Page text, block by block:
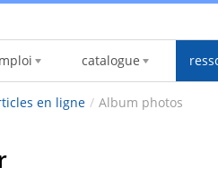
catalogue
en ligne / Album photos